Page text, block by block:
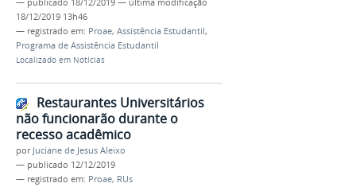
— publicado 18/12/2019 — última modificação
18/12/2019 13h46
— registrado em: Proae, Assistência Estudantil,
Programa de Assistência Estudantil
Localizado em Notícias
Restaurantes Universitários
não funcionarão durante o
recesso acadêmico
por Juciane de Jesus Aleixo
— publicado 12/12/2019
— registrado em: Proae, RUs